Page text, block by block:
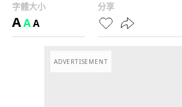
字體大小
AAA
分享
ADVERTISEMENT